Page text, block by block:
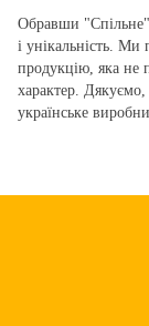
Обравши "Спільне",
і унікальність.
продукцію, яка не
характер.
українське